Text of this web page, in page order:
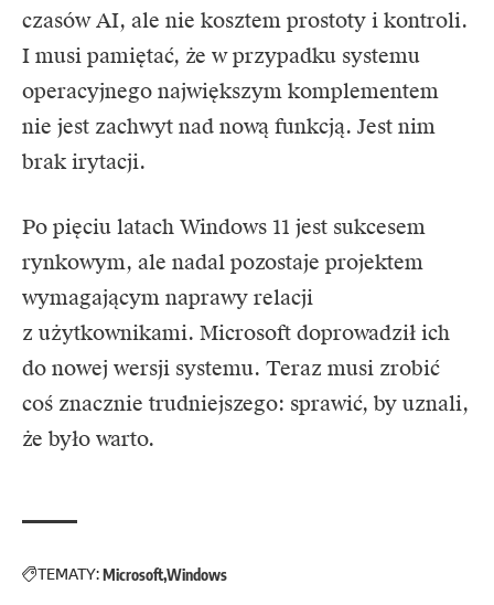
czasów AI, ale nie kosztem prostoty i kontroli.
I musi pamiętać, że w przypadku systemu
operacyjnego największym komplementem
nie jest zachwyt nad nową funkcją. Jest nim
brak irytacji.
Po pięciu latach Windows 11 jest sukcesem
rynkowym, ale nadal pozostaje projektem
wymagającym naprawy relacji
z użytkownikami. Microsoft doprowadził ich
do nowej wersji systemu. Teraz musi zrobić
coś znacznie trudniejszego: sprawić, by uznali,
że było warto.
TEMATY:MicrosoftWindows